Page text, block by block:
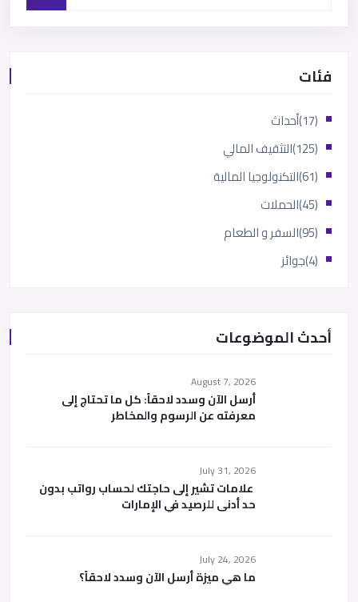
فئات
أحداث
(17)
التثقيف المالي
(125)
التكنولوجيا المالية
(61)
الحملات
(45)
السفر و الطعام
(95)
جوائز (4)
أحدث الموضوعات
August 7, 2026
أرسل الآن وسدد لاحقاً: كل ما تحتاج إلى
معرفته عن الرسوم والمخاطر
July 31, 2026
علامات تشير إلى حاجتك لحساب رواتب بدون
حد أدنى للرصيد في الإمارات
July 24, 2026
ما هي ميزة أرسل الآن وسدد لاحقاً؟